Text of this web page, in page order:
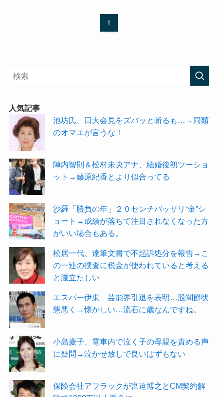
1
人気記事
池坊氏、日大会見をズバッと斬るも…→同類
のオマエが言うな！
陣内智則＆松村未央アナ、結婚後初ツーショ
ット→藤原紀香とより似合ってる
沙羅「勝負の年」２０センチバッサリ“金”シ
ョート→成績が落ちて注目されなくなった方
がいい場合もある。
松居一代、達筆文書で不起訴処分を報告→こ
の一連の捜査に税金が使われていると考える
と腹立たしい
エスパー伊東 芸能界引退を表明…股関節状
態悪く→懐かしい…流石に歳なんですね。
小島慶子、電車内で泣く子の母親を責める声
に疑問→泣かせ放しで良いはずもない
保険会社アフラックが宮迫博之とCM契約解